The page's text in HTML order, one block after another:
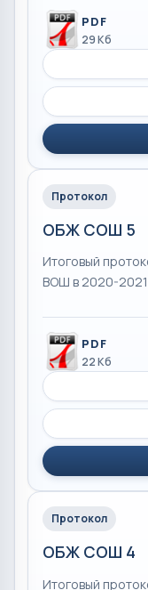
PDF
29 Кб
Протокол
ОБЖ СОШ 5
Итоговый
ВОШ в 2020-2021
PDF
22 Кб
Протокол
ОБЖ СОШ 4
Итоговый